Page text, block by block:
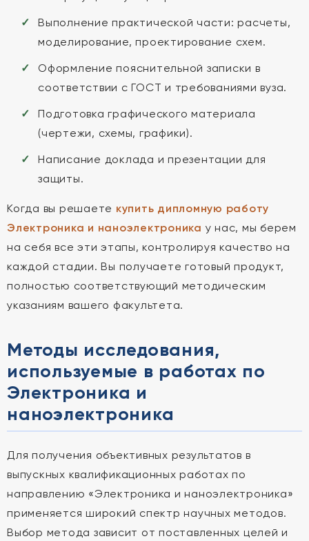
Выполнение практической части: расчеты,
моделирование, проектирование схем.
Оформление пояснительной записки в
соответствии с ГОСТ и требованиями вуза.
Подготовка графического материала
(чертежи, схемы, графики).
Написание доклада и презентации для
защиты.
Когда вы решаете купить дипломную работу
Электроника и наноэлектроника у нас, мы берем
на себя все эти этапы, контролируя качество на
каждой стадии. Вы получаете готовый продукт,
полностью соответствующий методическим
указаниям вашего факультета.
Методы исследования,
используемые в работах по
Электроника и
наноэлектроника
Для получения объективных результатов в
выпускных квалификационных работах по
направлению «Электроника и наноэлектроника»
применяется широкий спектр научных методов.
Выбор метода зависит от поставленных целей и